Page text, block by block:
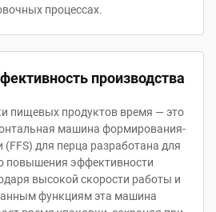
процессах.
производства
пищевых продуктов время — это
машина формирования-
(FFS) для перца разработана для
повышения эффективности
высокой скорости работы и
функциям эта машина